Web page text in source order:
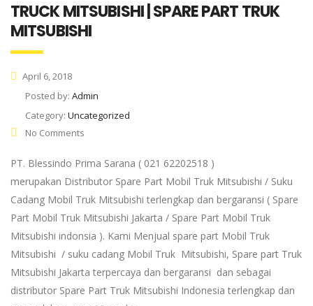
TRUCK MITSUBISHI | SPARE PART TRUK
MITSUBISHI
April 6, 2018
Posted by: Admin
Category: Uncategorized
No Comments
PT. Blessindo Prima Sarana ( 021 62202518 )
merupakan Distributor Spare Part Mobil Truk Mitsubishi / Suku
Cadang Mobil Truk Mitsubishi terlengkap dan bergaransi ( Spare
Part Mobil Truk Mitsubishi Jakarta / Spare Part Mobil Truk
Mitsubishi indonsia ). Kami Menjual spare part Mobil Truk
Mitsubishi / suku cadang Mobil Truk Mitsubishi, Spare part Truk
Mitsubishi Jakarta terpercaya dan bergaransi dan sebagai
distributor Spare Part Truk Mitsubishi Indonesia terlengkap dan